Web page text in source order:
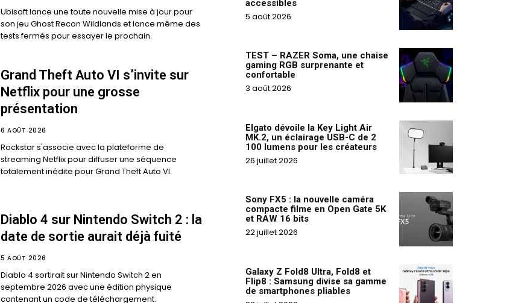
Ubisoft lance une toute nouvelle mise à jour pour
son jeu Ghost Recon Wildlands et lance même des
tests fermés pour essayer le prochain.
Grand Theft Auto VI s’invite sur
Netflix pour une grosse
présentation
6 AOÛT 2026
Rockstar s'associe avec la plateforme de
streaming Netflix pour diffuser une séquence
totalement inédite pour Grand Theft Auto VI.
Diablo 4 sur Nintendo Switch 2 : la
date de sortie aurait déjà fuité
5 AOÛT 2026
Diablo 4 sortirait sur Nintendo Switch 2 en
septembre 2026 avec une édition physique
contenant un code de téléchargement.
accessibles
5 août 2026
TEST – RAZER Soma, une chaise
gaming RGB surprenante et
confortable
3 août 2026
Elgato dévoile la Key Light Air
MK.2, un éclairage USB-C de 2
100 lumens pour les créateurs
26 juillet 2026
Sony FX5 : la nouvelle caméra
compacte filme en Open Gate 5K
et RAW 16 bits
22 juillet 2026
Galaxy Z Fold8 Ultra, Fold8 et
Flip8 : Samsung divise sa gamme
de smartphones pliables